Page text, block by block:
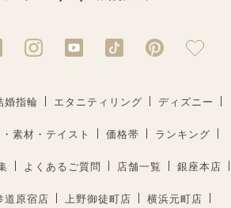
婚指輪 エタニティリング ディズニー
素材・テイスト 価格帯 ランキング
よくあるご質問 店舗一覧 銀座本店
道原宿店 上野御徒町店 横浜元町店